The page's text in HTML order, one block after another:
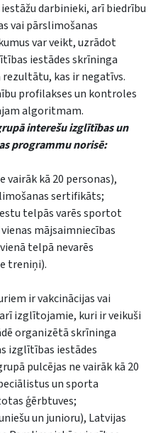
darbinieki, arī biedrību
vai pārslimošanas
var veikt, uzrādot
iestādes skrīninga
kas ir negatīvs.
profilakses un kontroles
algoritmam.
interešu izglītības un
programmu norisē:
kā 20 personas),
sertifikāts;
telpās varēs sportot
mājsaimniecības
telpā nevarēs
treniņi).
ir vakcinācijas vai
izglītojamie, kuri ir veikuši
organizētā skrīninga
izglītības iestādes
pulcējas ne vairāk kā 20
un sporta
ģērbtuves;
un junioru), Latvijas